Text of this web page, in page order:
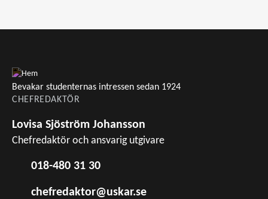
Bevakar studenternas intressen sedan 1924
CHEFREDAKTÖR
Lovisa Sjöström Johansson
Chefredaktör och ansvarig utgivare
018-480 31 30
chefredaktor@uskar.se